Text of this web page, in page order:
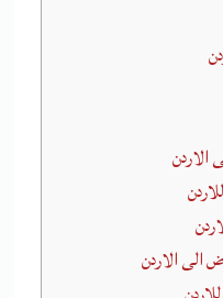
الى الاردن